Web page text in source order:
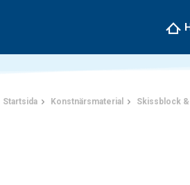
Startsida Konstnärsmaterial Skissblock